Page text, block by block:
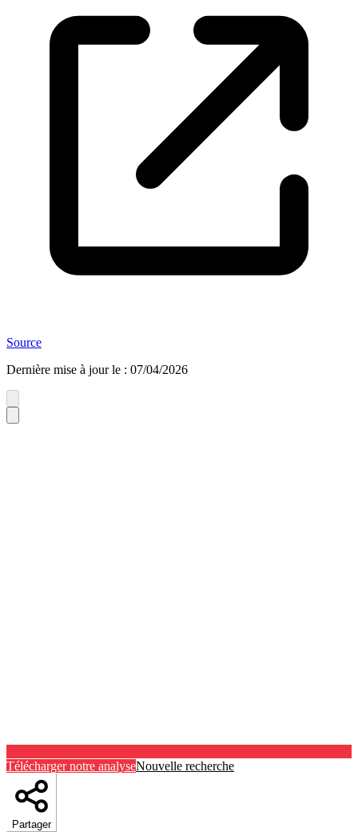
Source
Dernière mise à jour le : 07/04/2026
Télécharger notre analyseNouvelle recherche
Partager